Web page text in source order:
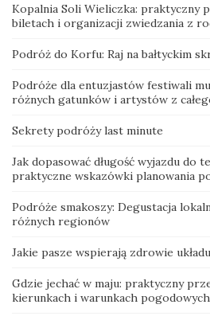
Kopalnia Soli Wieliczka: praktyczny
biletach i organizacji zwiedzania z
Podróż do Korfu: Raj na bałtyckim
Podróże dla entuzjastów festiwali
różnych gatunków i artystów z
Sekrety podróży last minute
Jak dopasować długość wyjazdu do
praktyczne wskazówki planowania
Podróże smakoszy: Degustacja
różnych regionów
Jakie pasze wspierają zdrowie
Gdzie jechać w maju: praktyczny
kierunkach i warunkach pogodowych